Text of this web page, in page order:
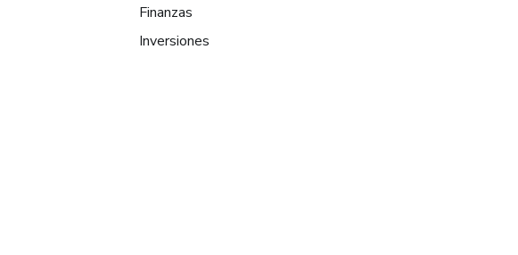
Finanzas
Inversiones